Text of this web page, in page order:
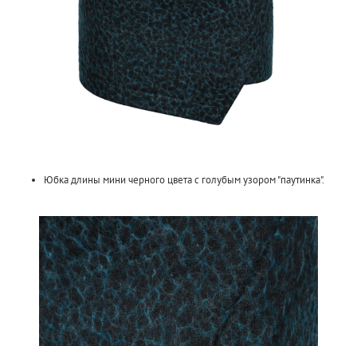
Юбка длины мини черного цвета с голубым узором "паутинка".